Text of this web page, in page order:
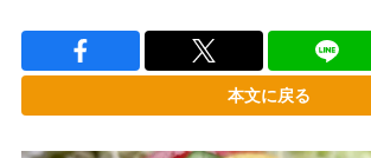
本文に戻る